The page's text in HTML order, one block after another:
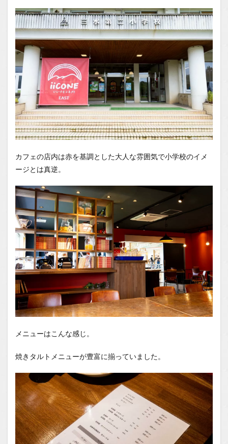
カフェの店内は赤を基調とした大人な雰囲気で小学校のイメ
ージとは真逆。
メニューはこんな感じ。
焼きタルトメニューが豊富に揃っていました。